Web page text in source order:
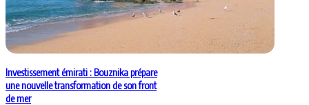
Investissement émirati : Bouznika prépare
une nouvelle transformation de son front
de mer